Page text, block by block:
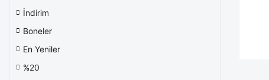
İndirim
Boneler
En Yeniler
%20